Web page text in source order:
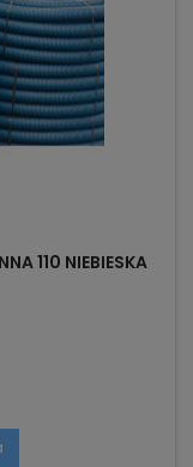
110 NIEBIESKA